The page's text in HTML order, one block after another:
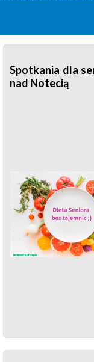
Spotkania dla
nad Notecią